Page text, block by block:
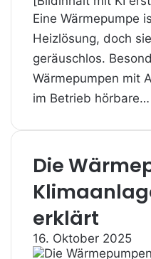
Eine Wärmepumpe
Heizlösung, doch
geräuschlos.
Wärmepumpen mit
im Betrieb hörbare…
Die
erklärt
16. Oktober 2025